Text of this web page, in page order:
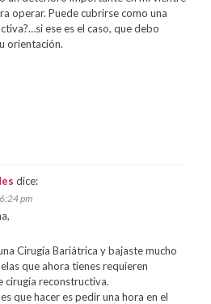
operar. Puede cubrirse como una
ese es el caso, que debo
orientación.
dice:
pm
Cirugía Bariátrica y bajaste mucho
que ahora tienes requieren
cirugía reconstructiva.
que hacer es pedir una hora en el